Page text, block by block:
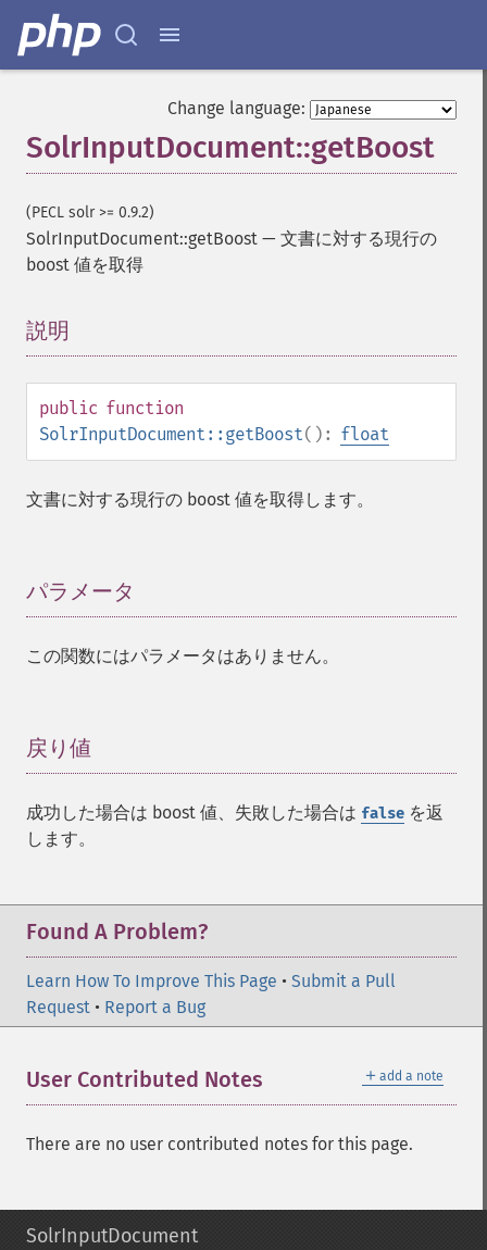
Change language:
SolrInputDocument::getBoost
(PECL solr >= 0.9.2)
SolrInputDocument::getBoost — 文書に対する現行の
boost 値を取得
説明
public function
SolrInputDocument::getBoost(): float
文書に対する現行の boost 値を取得します。
パラメータ
この関数にはパラメータはありません。
戻り値
成功した場合は boost 値、失敗した場合は false を返
します。
Found A Problem?
Learn How To Improve This Page • Submit a Pull
Request • Report a Bug
＋ add a note
User Contributed Notes
There are no user contributed notes for this page.
SolrInputDocument